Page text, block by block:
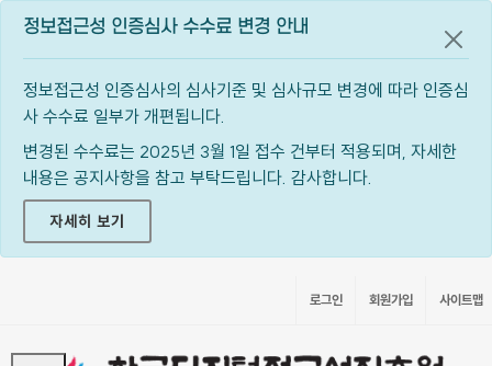
정보접근성 인증심사 수수료 변경 안내
정보접근성 인증심사의 심사기준 및 심사규모 변경에 따라 인증심
사 수수료 일부가 개편됩니다.
변경된 수수료는 2025년 3월 1일 접수 건부터 적용되며, 자세한
내용은 공지사항을 참고 부탁드립니다. 감사합니다.
자세히 보기
공지
로그인 회원가입 사이트맵